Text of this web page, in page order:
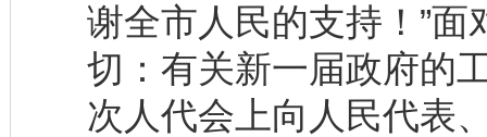
谢全市人民的支持！”
切：有关新一届政府的
次人代会上向人民代表